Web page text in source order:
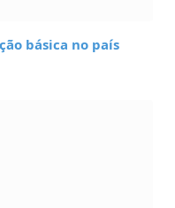
básica no país